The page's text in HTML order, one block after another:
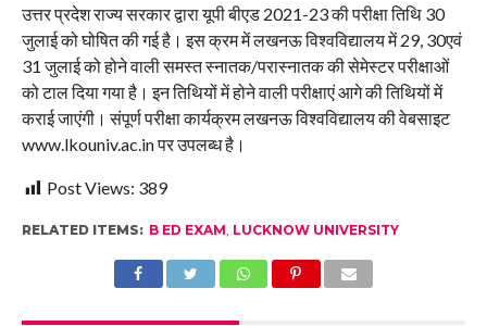
उत्तर प्रदेश राज्य सरकार द्वारा यूपी बीएड 2021-23 की परीक्षा तिथि 30
जुलाई को घोषित की गई है। इस क्रम में लखनऊ विश्वविद्यालय में 29, 30एवं
31 जुलाई को होने वाली समस्त स्नातक/परास्नातक की सेमेस्टर परीक्षाओं
को टाल दिया गया है। इन तिथियों में होने वाली परीक्षाएं आगे की तिथियों में
कराई जाएंगी। संपूर्ण परीक्षा कार्यक्रम लखनऊ विश्वविद्यालय की वेबसाइट
www.lkouniv.ac.in पर उपलब्ध है।
Post Views: 389
RELATED ITEMS: B ED EXAM LUCKNOW UNIVERSITY